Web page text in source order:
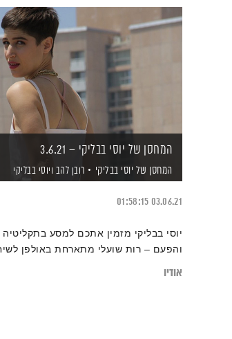
המחסן של יוסי בבליקי – 3.6.21
המחסן של יוסי בבליקי רובן להב ויוסי בבליקי
03.06.21
01:58:15
יוסי בבליקי מזמין אתכם למסע
והפעם – רות שועלי מתארחת באולפן
אודיו